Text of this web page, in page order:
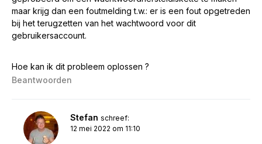
maar krijg dan een foutmelding t.w.: er is een fout opgetreden
bij het terugzetten van het wachtwoord voor dit
gebruikersaccount.
Hoe kan ik dit probleem oplossen ?
Beantwoorden
Stefan schreef:
12 mei 2022 om 11:10